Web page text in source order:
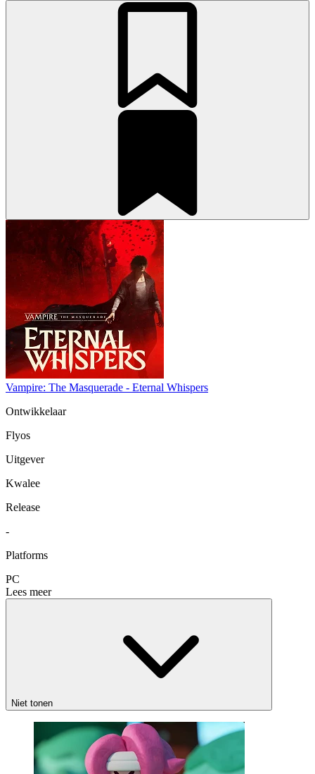
Vampire: The Masquerade - Eternal Whispers
Ontwikkelaar
Flyos
Uitgever
Kwalee
Release
-
Platforms
PC
Lees meer
Niet tonen